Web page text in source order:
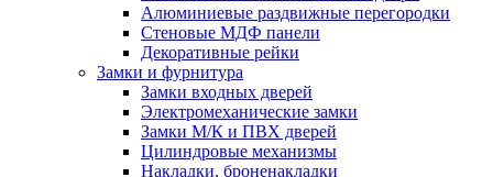
Алюминиевые раздвижные перегородки
Стеновые МДФ панели
Декоративные рейки
Замки и фурнитура
Замки входных дверей
Электромеханические замки
Замки М/К и ПВХ дверей
Цилиндровые механизмы
Накладки, броненакладки